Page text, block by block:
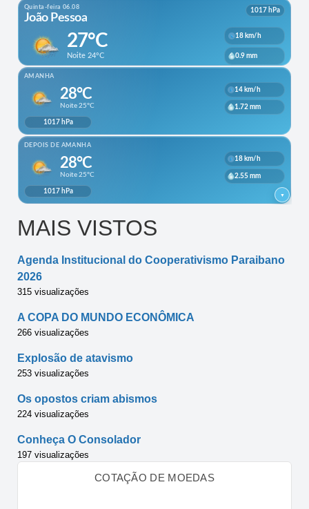
MAIS VISTOS
Agenda Institucional do Cooperativismo Paraibano
2026
315 visualizações
A COPA DO MUNDO ECONÔMICA
266 visualizações
Explosão de atavismo
253 visualizações
Os opostos criam abismos
224 visualizações
Conheça O Consolador
197 visualizações
COTAÇÃO DE MOEDAS